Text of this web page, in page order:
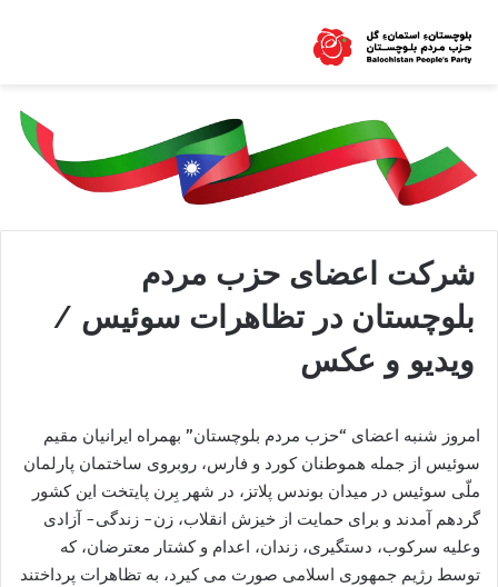
شرکت اعضای حزب مردم
بلوچستان در تظاهرات سوئیس /
ویدیو و عکس
امروز شنبه اعضای “حزب مردم بلوچستان” بهمراه ایرانیان مقیم
سوئیس از جمله هموطنان کورد و فارس، روبروی ساختمان پارلمان
ملّی سوئیس در میدان بوندس پلاتز، در شهر بِرن پایتخت این کشور
گردهم آمدند و برای حمایت از خیزش انقلاب، زن- زندگی- آزادی
وعلیه سرکوب، دستگیری، زندان، اعدام و کشتار معترضان، که
توسط رژیم جمهوری اسلامی صورت می کیرد، به تظاهرات پرداختند